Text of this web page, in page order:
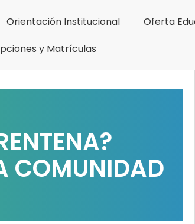
Orientación Institucional
Oferta
y Matrículas
COMUNIDAD